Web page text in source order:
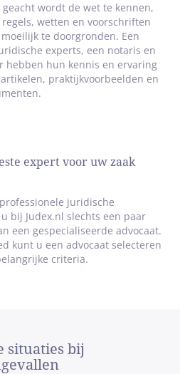
wordt de wet te kennen,
wetten en voorschriften
te doorgronden. Een
experts, een notaris en
hebben hun kennis en ervaring
praktijkvoorbeelden en
expert voor uw zaak
juridische
bij Judex.nl slechts een paar
een gespecialiseerde advocaat.
kunt u een advocaat selecteren
criteria.
situaties bij